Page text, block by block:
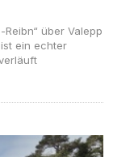
über Valepp
ein echter